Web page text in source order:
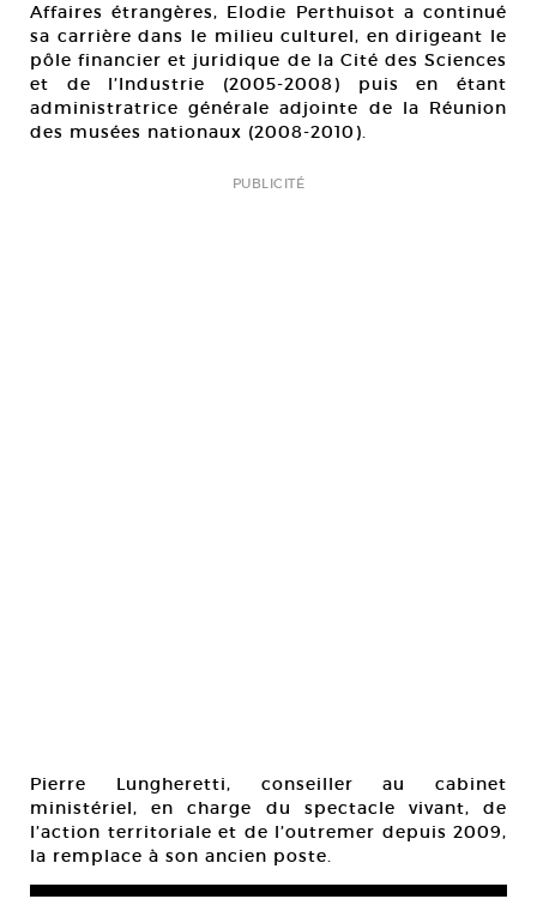
Affaires étrangères, Elodie Perthuisot a continué
sa carrière dans le milieu culturel, en dirigeant le
pôle financier et juridique de la Cité des Sciences
et de l’Industrie (2005-2008) puis en étant
administratrice générale adjointe de la Réunion
des musées nationaux (2008-2010).
PUBLICITÉ
Pierre Lungheretti, conseiller au cabinet
ministériel, en charge du spectacle vivant, de
l’action territoriale et de l’outremer depuis 2009,
la remplace à son ancien poste.